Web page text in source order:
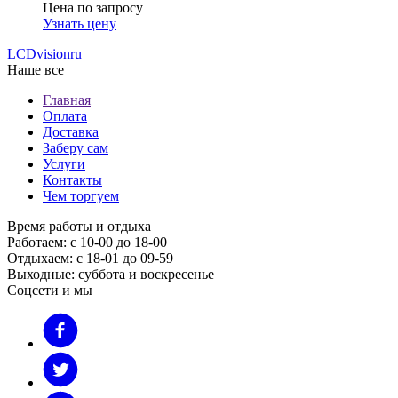
Цена по запросу
Узнать цену
LCDvisionru
Наше все
Главная
Оплата
Доставка
Заберу сам
Услуги
Контакты
Чем торгуем
Время работы и отдыха
Работаем: с 10-00 до 18-00
Отдыхаем: с 18-01 до 09-59
Выходные: суббота и воскресенье
Соцсети и мы